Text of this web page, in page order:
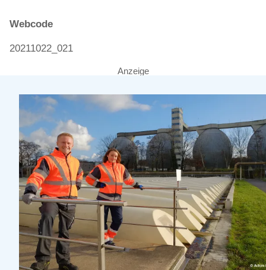
Webcode
20211022_021
Anzeige